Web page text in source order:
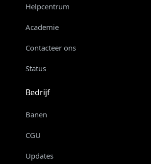
Helpcentrum
Academie
Contacteer ons
Status
Bedrijf
Banen
CGU
Updates